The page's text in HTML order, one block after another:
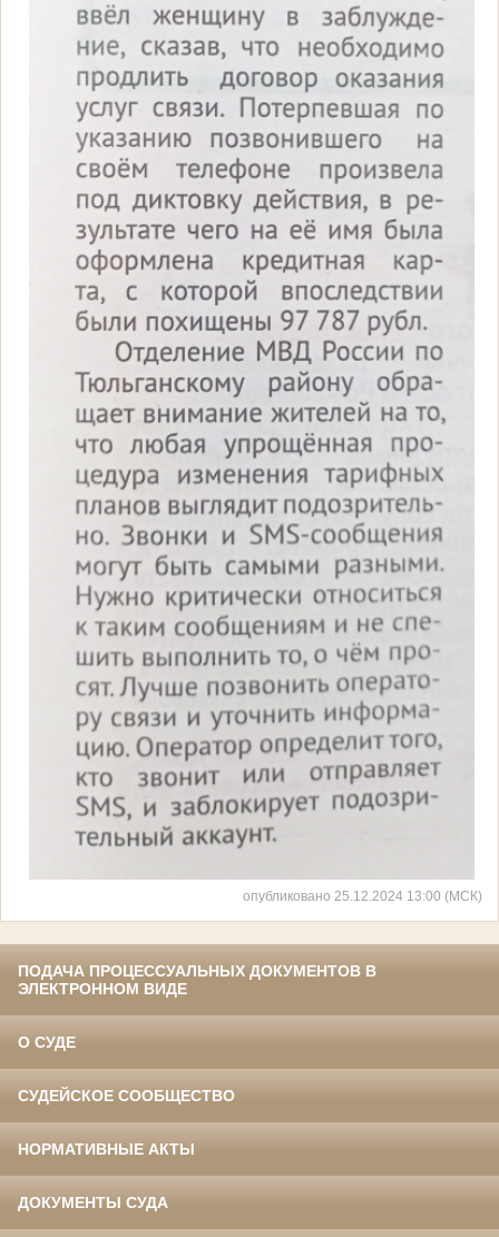
опубликовано 25.12.2024 13:00 (МСК)
ПОДАЧА ПРОЦЕССУАЛЬНЫХ ДОКУМЕНТОВ В
ЭЛЕКТРОННОМ ВИДЕ
О СУДЕ
СУДЕЙСКОЕ СООБЩЕСТВО
НОРМАТИВНЫЕ АКТЫ
ДОКУМЕНТЫ СУДА